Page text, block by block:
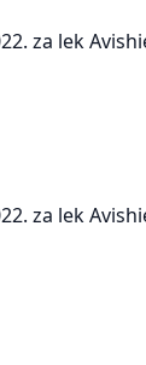
za lek
za lek